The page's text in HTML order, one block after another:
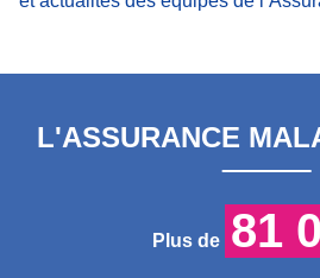
L'ASSURANCE
Plus de 81